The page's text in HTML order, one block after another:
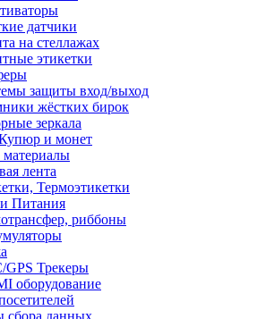
датчики
на стеллажах
этикетки
защиты вход/выход
жёстких бирок
зеркала
и монет
материалы
лента
Термоэтикетки
Питания
риббоны
Трекеры
оборудование
сбора данных